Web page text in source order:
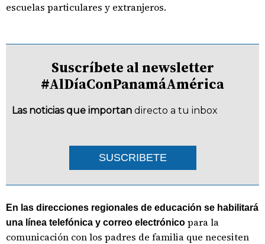
escuelas particulares y extranjeros.
Suscríbete al newsletter
#AlDíaConPanamáAmérica
Las noticias que importan directo a tu inbox
SUSCRIBETE
En las direcciones regionales de educación se habilitará
una línea telefónica y correo electrónico para la
comunicación con los padres de familia que necesiten